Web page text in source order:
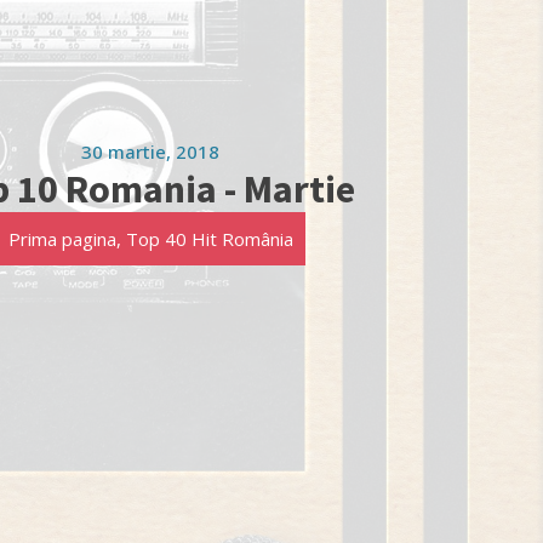
30 martie, 2018
10 Romania - Martie
Prima pagina, Top 40 Hit România